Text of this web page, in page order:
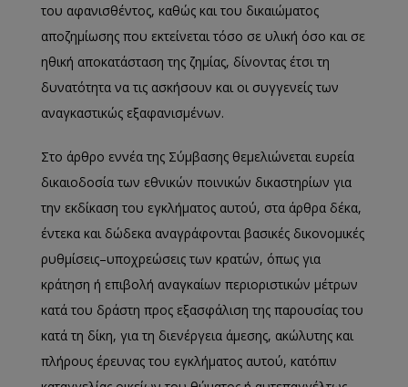
του αφανισθέντος, καθώς και του δικαιώματος
αποζημίωσης που εκτείνεται τόσο σε υλική όσο και σε
ηθική αποκατάσταση της ζημίας, δίνοντας έτσι τη
δυνατότητα να τις ασκήσουν και οι συγγενείς των
αναγκαστικώς εξαφανισμένων.
Στο άρθρο εννέα της Σύμβασης θεμελιώνεται ευρεία
δικαιοδοσία των εθνικών ποινικών δικαστηρίων για
την εκδίκαση του εγκλήματος αυτού, στα άρθρα δέκα,
έντεκα και δώδεκα αναγράφονται βασικές δικονομικές
ρυθμίσεις–υποχρεώσεις των κρατών, όπως για
κράτηση ή επιβολή αναγκαίων περιοριστικών μέτρων
κατά του δράστη προς εξασφάλιση της παρουσίας του
κατά τη δίκη, για τη διενέργεια άμεσης, ακώλυτης και
πλήρους έρευνας του εγκλήματος αυτού, κατόπιν